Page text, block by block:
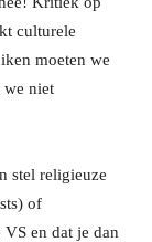
culturele
moeten we
we niet
stel religieuze
of
en dat je dan